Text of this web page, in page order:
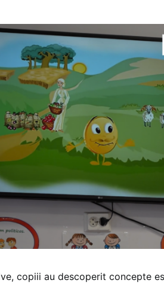
copiii au descoperit concepte